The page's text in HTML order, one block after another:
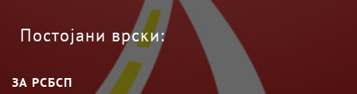
Постојани врски:
ЗА РСБСП